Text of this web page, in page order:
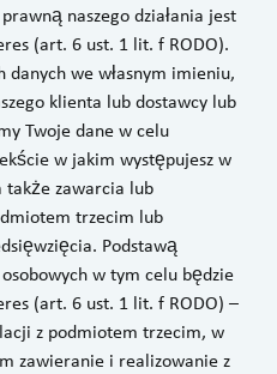
naszego działania jest
(art. 6 ust. 1 lit. f RODO).
danych we własnym imieniu,
klienta lub dostawcy lub
Twoje dane w celu
w jakim występujesz w
zawarcia lub
trzecim lub
Podstawą
w tym celu będzie
(art. 6 ust. 1 lit. f RODO) –
z podmiotem trzecim, w
zawieranie i realizowanie z